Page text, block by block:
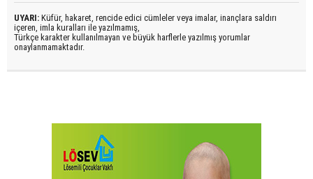
UYARI: Küfür, hakaret, rencide edici cümleler veya imalar, inançlara saldırı
içeren, imla kuralları ile yazılmamış,
Türkçe karakter kullanılmayan ve büyük harflerle yazılmış yorumlar
onaylanmamaktadır.